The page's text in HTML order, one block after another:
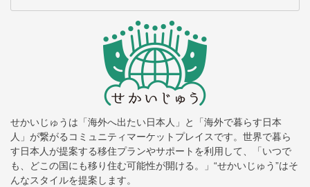
せかいじゅうは「海外へ出たい日本人」と「海外で暮らす日本
人」が繋がるコミュニティマーケットプレイスです。世界で暮ら
す日本人が提案する移住プランやサポートを利用して、「いつで
も、どこの国にも移り住む可能性が開ける。」“せかいじゅう”はそ
んなスタイルを提案します。